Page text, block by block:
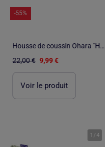
-55%
Housse de coussin Ohara "Happyfriday
22,00 € 9,99 €
Voir le produit
1 /4